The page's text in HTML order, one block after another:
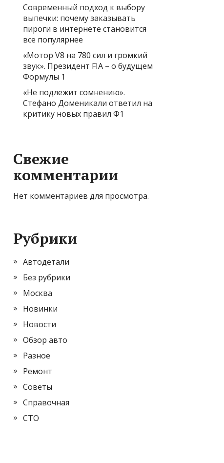
Современный подход к выбору
выпечки: почему заказывать
пироги в интернете становится
все популярнее
«Мотор V8 на 780 сил и громкий
звук». Президент FIA – о будущем
Формулы 1
«Не подлежит сомнению».
Стефано Доменикали ответил на
критику новых правил Ф1
Свежие
комментарии
Нет комментариев для просмотра.
Рубрики
Автодетали
Без рубрики
Москва
Новинки
Новости
Обзор авто
Разное
Ремонт
Советы
Справочная
СТО